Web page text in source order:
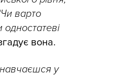
варто
одностатеві
вона.
у